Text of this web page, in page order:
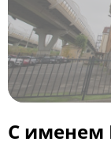
С именем